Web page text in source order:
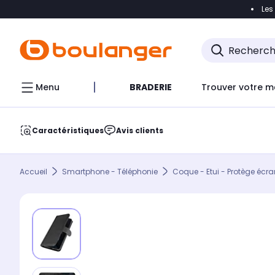
Accéder
Menu BRADERIE Trouver votre
Caractéristiques Avis clients
Accueil Smartphone - Téléphonie Coque - Etui - Protège